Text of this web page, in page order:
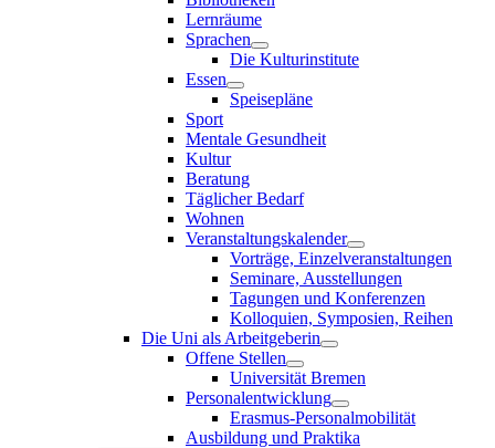
Lernräume
Sprachen
Die Kulturinstitute
Essen
Speisepläne
Sport
Mentale Gesundheit
Kultur
Beratung
Täglicher Bedarf
Wohnen
Veranstaltungskalender
Vorträge, Einzelveranstaltungen
Seminare, Ausstellungen
Tagungen und Konferenzen
Kolloquien, Symposien, Reihen
Die Uni als Arbeitgeberin
Offene Stellen
Universität Bremen
Personalentwicklung
Erasmus-Personalmobilität
Ausbildung und Praktika